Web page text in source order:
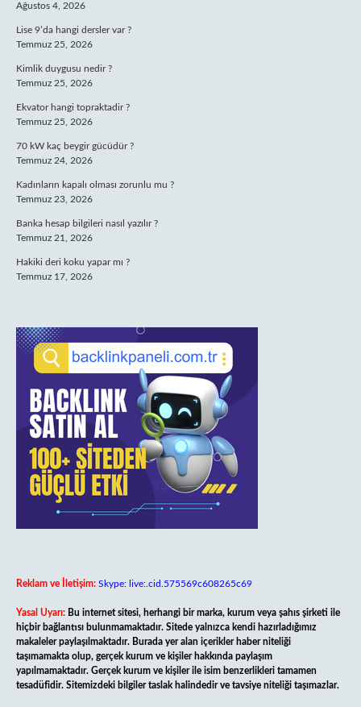
Ağustos 4, 2026
Lise 9’da hangi dersler var ?
Temmuz 25, 2026
Kimlik duygusu nedir ?
Temmuz 25, 2026
Ekvator hangi topraktadir ?
Temmuz 25, 2026
70 kW kaç beygir gücüdür ?
Temmuz 24, 2026
Kadınların kapalı olması zorunlu mu ?
Temmuz 23, 2026
Banka hesap bilgileri nasıl yazılır ?
Temmuz 21, 2026
Hakiki deri koku yapar mı ?
Temmuz 17, 2026
Reklam ve İletişim: Skype: live:.cid.575569c608265c69
Yasal Uyarı: Bu internet sitesi, herhangi bir marka, kurum veya şahıs şirketi ile
hiçbir bağlantısı bulunmamaktadır. Sitede yalnızca kendi hazırladığımız
makaleler paylaşılmaktadır. Burada yer alan içerikler haber niteliği
taşımamakta olup, gerçek kurum ve kişiler hakkında paylaşım
yapılmamaktadır. Gerçek kurum ve kişiler ile isim benzerlikleri tamamen
tesadüfidir. Sitemizdeki bilgiler taslak halindedir ve tavsiye niteliği taşımazlar.